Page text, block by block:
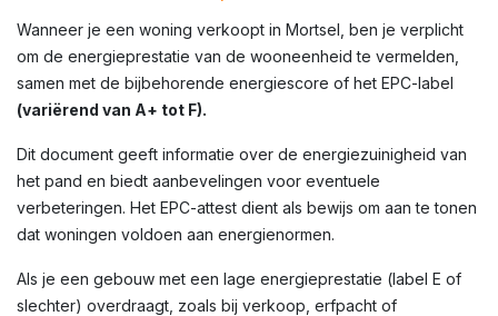
Wanneer je een woning verkoopt in Mortsel , ben je verplicht
om de energieprestatie van de wooneenheid te vermelden,
samen met de bijbehorende energiescore of het EPC-label
(variërend van A+ tot F).
Dit document geeft informatie over de energiezuinigheid van
het pand en biedt aanbevelingen voor eventuele
verbeteringen. Het EPC-attest dient als bewijs om aan te tonen
dat woningen voldoen aan energienormen.
Als je een gebouw met een lage energieprestatie (label E of
slechter) overdraagt, zoals bij verkoop, erfpacht of